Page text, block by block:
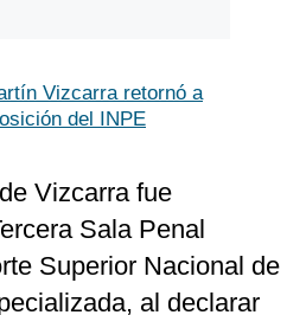
Vizcarra retornó a
del INPE
Vizcarra fue
Sala Penal
Superior Nacional de
al declarar